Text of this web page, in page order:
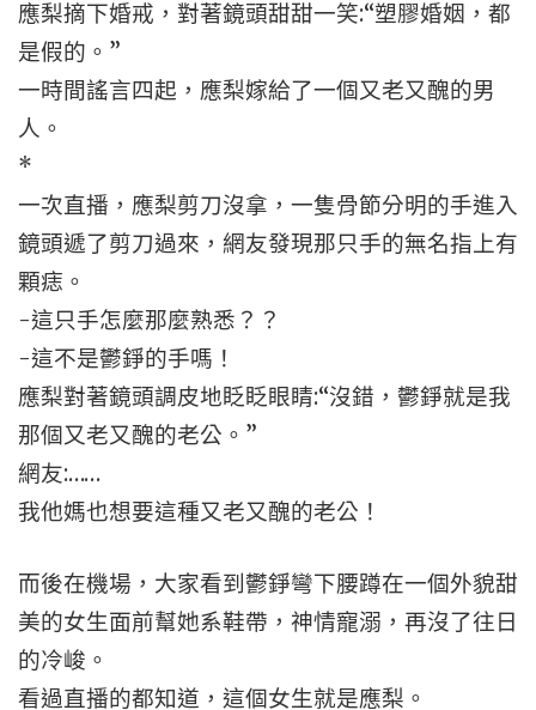
應梨摘下婚戒，對著鏡頭甜甜一笑:“塑膠婚姻，都
是假的。”
一時間謠言四起，應梨嫁給了一個又老又醜的男
人。
*
一次直播，應梨剪刀沒拿，一隻骨節分明的手進入
鏡頭遞了剪刀過來，網友發現那只手的無名指上有
顆痣。
-這只手怎麼那麼熟悉？？
-這不是鬱錚的手嗎！
應梨對著鏡頭調皮地眨眨眼睛:“沒錯，鬱錚就是我
那個又老又醜的老公。”
網友:……
我他媽也想要這種又老又醜的老公！
而後在機場，大家看到鬱錚彎下腰蹲在一個外貌甜
美的女生面前幫她系鞋帶，神情寵溺，再沒了往日
的冷峻。
看過直播的都知道，這個女生就是應梨。